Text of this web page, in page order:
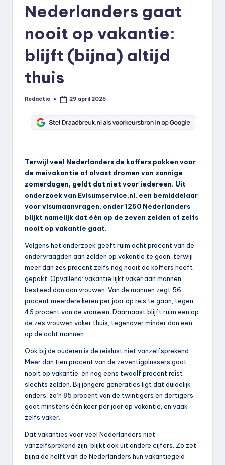
Nederlanders gaat
nooit op vakantie:
blijft (bijna) altijd
thuis
Geplaatst
Redactie 29 april 2025
Terwijl veel Nederlanders de koffers pakken voor
de meivakantie of alvast dromen van zonnige
zomerdagen, geldt dat niet voor iedereen. Uit
onderzoek van Evisumservice.nl, een bemiddelaar
voor visumaanvragen, onder 1250 Nederlanders
blijkt namelijk dat één op de zeven zelden of zelfs
nooit op vakantie gaat.
Volgens het onderzoek geeft ruim acht procent van de
ondervraagden aan zelden op vakantie te gaan, terwijl
meer dan zes procent zelfs nog nooit de koffers heeft
gepakt. Opvallend: vakantie lijkt vaker aan mannen
besteed dan aan vrouwen. Van de mannen zegt 56
procent meerdere keren per jaar op reis te gaan, tegen
46 procent van de vrouwen. Daarnaast blijft ruim een op
de zes vrouwen vaker thuis, tegenover minder dan een
op de acht mannen.
Ook bij de ouderen is de reislust niet vanzelfsprekend.
Meer dan tien procent van de zeventigplussers gaat
nooit op vakantie, en nog eens twaalf procent reist
slechts zelden. Bij jongere generaties ligt dat duidelijk
anders: zo’n 85 procent van de twintigers en dertigers
gaat minstens één keer per jaar op vakantie, en vaak
zelfs vaker.
Dat vakanties voor veel Nederlanders niet
vanzelfsprekend zijn, blijkt ook uit andere cijfers. Zo zet
bijna de helft van de Nederlanders hun vakantiegeld